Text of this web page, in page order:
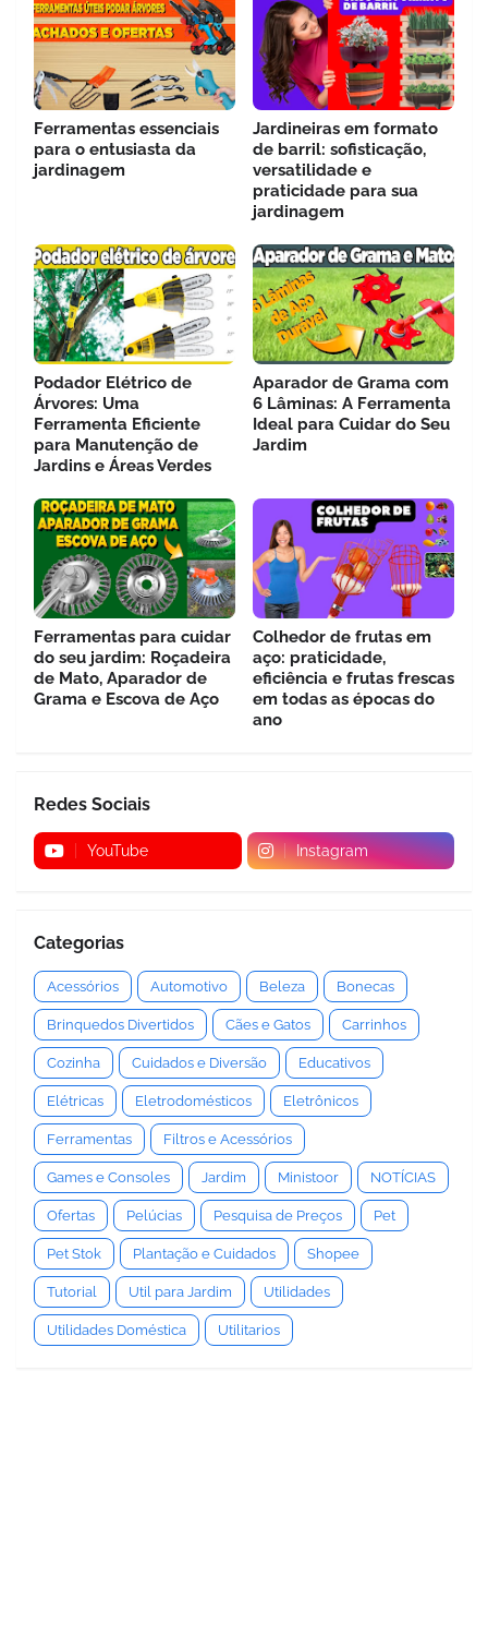
Ferramentas essenciais
para o entusiasta da
jardinagem
Jardineiras em formato
de barril: sofisticação,
versatilidade e
praticidade para sua
jardinagem
Podador Elétrico de
Árvores: Uma
Ferramenta Eficiente
para Manutenção de
Jardins e Áreas Verdes
Aparador de Grama com
6 Lâminas: A Ferramenta
Ideal para Cuidar do Seu
Jardim
Ferramentas para cuidar
do seu jardim: Roçadeira
de Mato, Aparador de
Grama e Escova de Aço
Colhedor de frutas em
aço: praticidade,
eficiência e frutas frescas
em todas as épocas do
ano
Redes Sociais
YouTube Instagram
Categorias
Acessórios Automotivo Beleza Bonecas
Brinquedos Divertidos Cães e Gatos Carrinhos
Cozinha Cuidados e Diversão Educativos
Elétricas Eletrodomésticos Eletrônicos
Ferramentas Filtros e Acessórios
Games e Consoles Jardim Ministoor NOTÍCIAS
Ofertas Pelúcias Pesquisa de Preços Pet
Pet Stok Plantação e Cuidados Shopee
Tutorial Util para Jardim Utilidades
Utilidades Doméstica Utilitarios